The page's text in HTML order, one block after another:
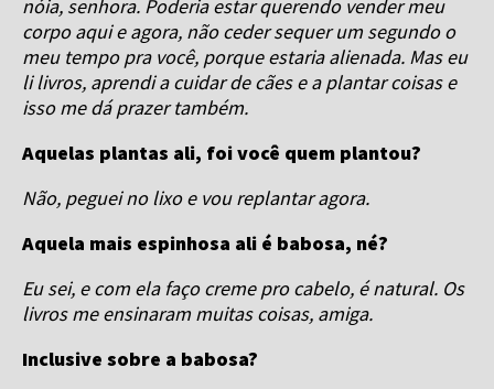
nóia, senhora. Poderia estar querendo vender meu
corpo aqui e agora, não ceder sequer um segundo o
meu tempo pra você, porque estaria alienada. Mas eu
li livros, aprendi a cuidar de cães e a plantar coisas e
isso me dá prazer também.
Aquelas plantas ali, foi você quem plantou?
Não, peguei no lixo e vou replantar agora.
Aquela mais espinhosa ali é babosa, né?
Eu sei, e com ela faço creme pro cabelo, é natural. Os
livros me ensinaram muitas coisas, amiga.
Inclusive sobre a babosa?